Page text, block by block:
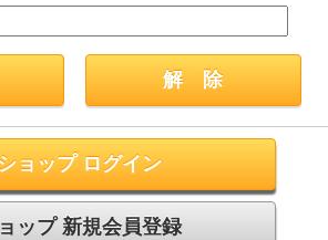
ョップ ログイン
ップ 新規会員登録